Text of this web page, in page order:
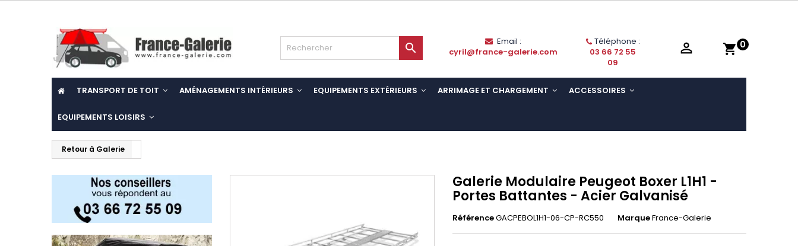
shopping_cart 0

Email :
cyril@france-galerie.com
Téléphone :
03 66 72 55
09

TRANSPORT DE TOIT AMÉNAGEMENTS INTÉRIEURS EQUIPEMENTS EXTÉRIEURS ARRIMAGE ET CHARGEMENT ACCESSOIRES
EQUIPEMENTS LOISIRS
Retour à Galerie
Galerie Modulaire Peugeot Boxer L1H1 -
Portes Battantes - Acier Galvanisé
RéférenceGACPEBOL1H1-06-CP-RC550 MarqueFrance-Galerie